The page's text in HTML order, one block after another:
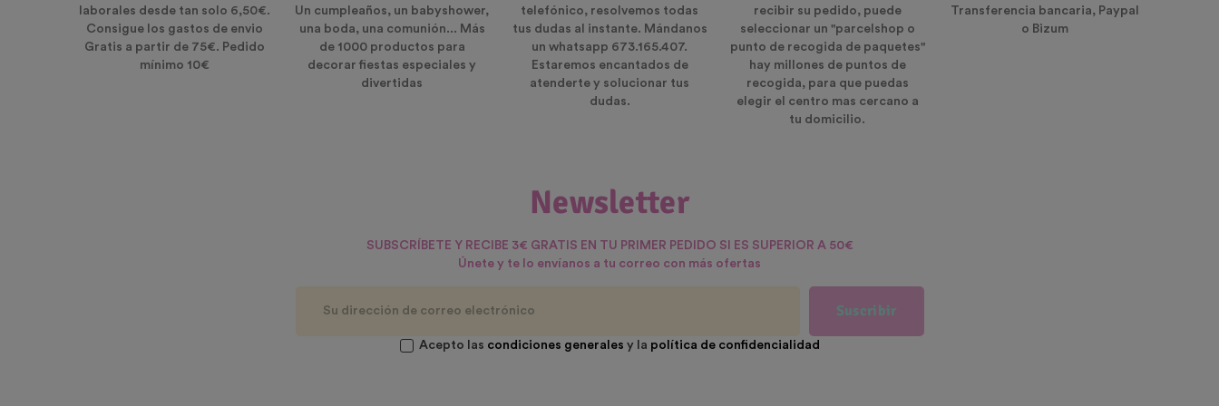
laborales desde tan solo 6,50€.
Consigue los gastos de envio
Gratis a partir de 75€. Pedido
mínimo 10€
Un cumpleaños, un babyshower,
una boda, una comunión... Más
de 1000 productos para
decorar fiestas especiales y
divertidas
telefónico, resolvemos todas
tus dudas al instante. Mándanos
un whatsapp 673.165.407.
Estaremos encantados de
atenderte y solucionar tus
dudas.
recibir su pedido, puede
seleccionar un "parcelshop o
punto de recogida de paquetes"
hay millones de puntos de
recogida, para que puedas
elegir el centro mas cercano a
tu domicilio.
Transferencia bancaria, Paypal
o Bizum
Newsletter
SUBSCRÍBETE Y RECIBE 3€ GRATIS EN TU PRIMER PEDIDO SI ES SUPERIOR A 50€
Únete y te lo envíanos a tu correo con más ofertas
Suscribir
Acepto las condiciones generales y la política de confidencialidad